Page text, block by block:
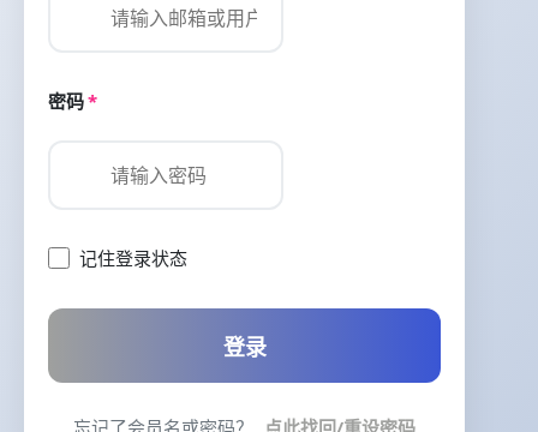
密码*
记住登录状态
登录
忘记了会员名或密码？ 点此找回/重设密码